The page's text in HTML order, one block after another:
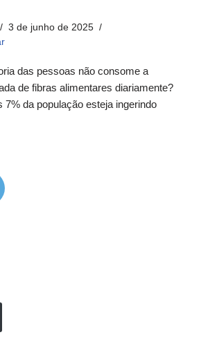
3 de junho de 2025
das pessoas não consome a
de fibras alimentares diariamente?
7% da população esteja ingerindo